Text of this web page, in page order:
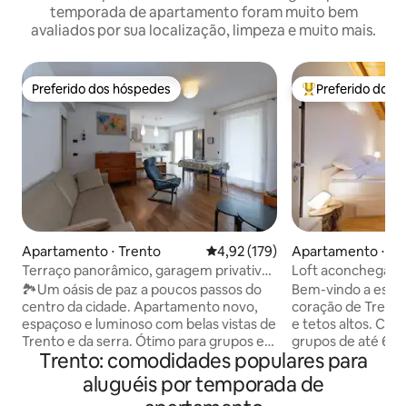
temporada de apartamento foram muito bem
avaliados por sua localização, limpeza e muito mais.
Preferido dos hóspedes
Preferido dos hóspedes
Apartamento ⋅ Trento 4,92 de uma avaliação média de
4,92 (179)
Terraço panorâmico, garagem privativa,
estacionamento
🏞️Um oásis de paz a poucos passos do
centro da cidade. Apartamento novo,
espaçoso e luminoso com belas vistas de
Trento e da serra. Ótimo para grupos e
famílias. O centro pode ser alcançado
em 15 minutos a pé ou 5 minutos de
carro e ônibus. Os supermercados ficam
Entre os
Preferido dos
Apartamento ⋅
Loft
Catedral – Il Blu
Bem-vindo a
coração de
e tetos altos.
grupos de até 6
curta caminhada
caminhada nas
de Adige e das
Trento: comodidades populares para
aluguéis por temporada de